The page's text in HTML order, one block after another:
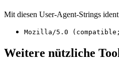
Mit diesen User-Agent-Strings
Mozilla/5.0 (compatible;
Weitere nützliche